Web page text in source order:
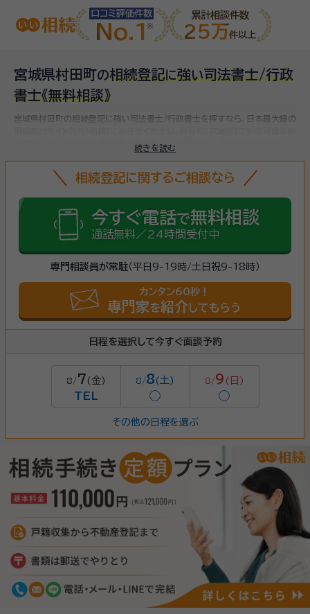
口コミ評価件数
No.1
累計相談件数
25万件以上
宮城県村田町の相続登記に強い司法書士/行政
書士《無料相談》
続きを読む
宮城県村田町の相続登記に強い司法書士/行政書士を探すなら、日本最大級の
続登記に強い司法書士/行政書士をお探しいただけます。
令和6年4月1日から相続登記が義務化される制度が始まり、相続登記を怠る
と過料が課されることになるため、まだ名義変更していない相続不動産があ
相続登記に関するご相談なら
今すぐ電話で無料相談
通話無料／24時間受付中
専門相談員が常駐（平日9-19時/土日祝9-18時）
カンタン60秒！
専門家を紹介 してもらう
日程を選択して今すぐ面談予約
8/7 (金)
TEL
8/8(土)
◯
8/9 (日)
◯
その他の日程を選ぶ